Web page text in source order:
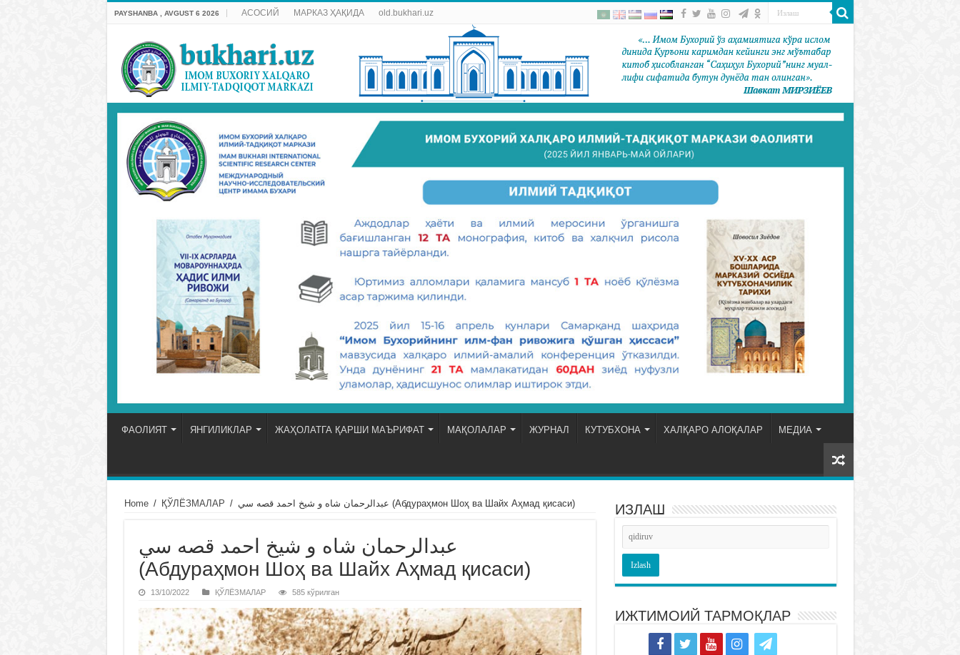
PAYSHANBA , AVGUST 6 2026 АСОСИЙ МАРКАЗ ҲАҚИДА old.bukhari.uz
ФАОЛИЯТ ЯНГИЛИКЛАР ЖАҲОЛАТГА ҚАРШИ МАЪРИФАТ МАҚОЛАЛАР ЖУРНАЛ КУТУБХОНА ХАЛҚАРО АЛОҚАЛАР МЕДИА
Home / ҚЎЛЁЗМАЛАР / عبدالرحمان شاه و شيخ احمد قصه سي (Абдураҳмон Шоҳ ва Шайх Аҳмад қисаси)
عبدالرحمان شاه و شيخ احمد قصه سي
(Абдураҳмон Шоҳ ва Шайх Аҳмад қисаси)
13/10/2022 ҚЎЛЁЗМАЛАР 585 кўрилган
ИЗЛАШ
ИЖТИМОИЙ ТАРМОҚЛАР